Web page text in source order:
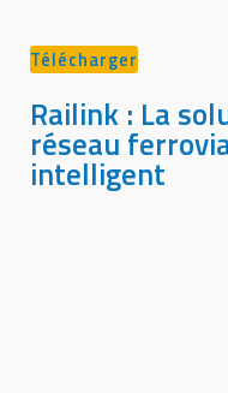
Télécharger
Railink : La
réseau
intelligent